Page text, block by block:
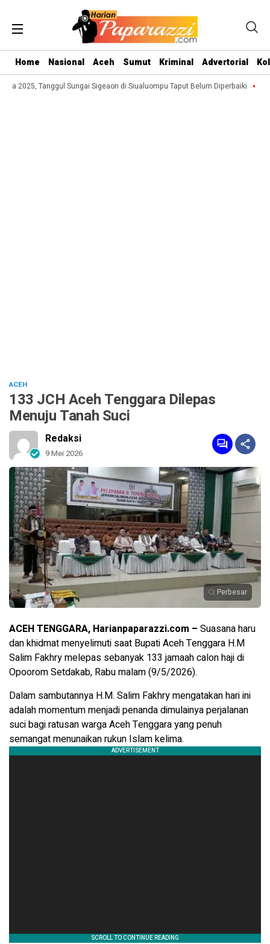
Home Nasional Aceh Sumut Kriminal Advertorial
2025, Tanggul Sungai Sigeaon di Siualuompu Taput Belum Diperbaiki Jufri
ACEH
133 JCH Aceh Tenggara Dilepas
Menuju Tanah Suci
Redaksi
9 Mei 2026
Perbesar
ACEH TENGGARA, Harianpaparazzi.com – Suasana haru
dan khidmat menyelimuti saat Bupati Aceh Tenggara H.M
Salim Fakhry melepas sebanyak 133 jamaah calon haji di
Opoorom Setdakab, Rabu malam (9/5/2026).
Dalam sambutannya H.M. Salim Fakhry mengatakan hari ini
adalah momentum menjadi penanda dimulainya perjalanan
suci bagi ratusan warga Aceh Tenggara yang penuh
semangat menunaikan rukun Islam kelima.